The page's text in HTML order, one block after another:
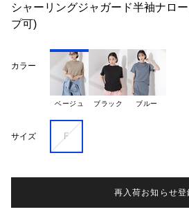
シャーリングジャガード半袖ナロ
プ可)
カラー
ベージュ ブラック ブルー
サイズ Ｆ
再入荷お知らせ登